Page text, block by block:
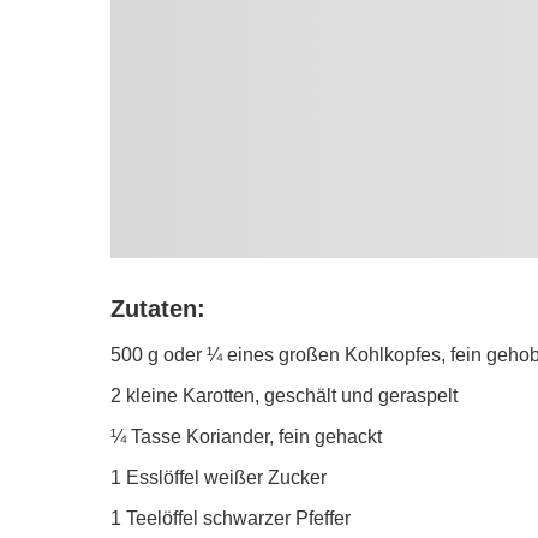
Zutaten:
500 g oder ¼ eines großen Kohlkopfes, fein
2 kleine Karotten, geschält und geraspelt
¼ Tasse Koriander, fein gehackt
1 Esslöffel weißer Zucker
1 Teelöffel schwarzer Pfeffer